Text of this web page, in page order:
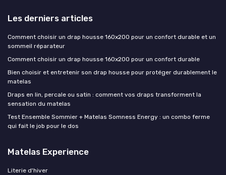
Les derniers articles
Comment choisir un drap housse 160x200 pour un confort durable et un
sommeil réparateur
Comment choisir un drap housse 160x200 pour un confort durable
Bien choisir et entretenir son drap housse pour protéger durablement le
matelas
Draps en lin, percale ou satin : comment vos draps transforment la
sensation du matelas
Test Ensemble Sommier + Matelas Somness Energy : un combo ferme
qui fait le job pour le dos
Matelas Experience
Literie d'hiver